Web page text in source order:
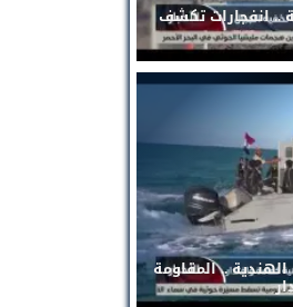
.. انفجارات تكشف
.. المقاومة